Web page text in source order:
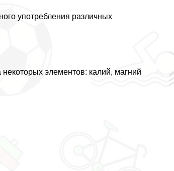
употрeбления различных
элементов: калий, магний